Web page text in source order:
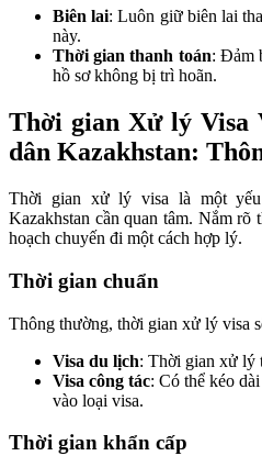
Biên lai: Luôn giữ biên lai
này.
Thời gian thanh toán: Đảm
hồ sơ không bị trì hoãn.
Thời gian Xử lý Visa
dân Kazakhstan:
Thời gian xử lý visa là một
Kazakhstan cần quan tâm. Nắm rõ
hoạch chuyến đi một cách hợp lý.
Thời gian chuẩn
Thông thường, thời gian xử lý visa
Visa du lịch: Thời gian xử lý
Visa công tác: Có thể kéo
vào loại visa.
Thời gian khẩn cấp